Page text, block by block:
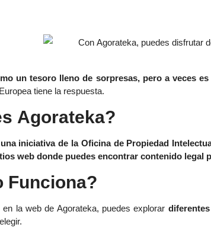
un tesoro lleno de sorpresas, pero a veces
tiene la respuesta.
Agorateka?
iniciativa de la Oficina de Propiedad
web donde puedes encontrar contenido legal
Funciona?
la web de Agorateka, puedes explorar